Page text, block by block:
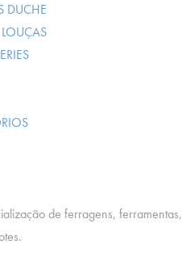
DUCHE
de ferragens, ferramentas,